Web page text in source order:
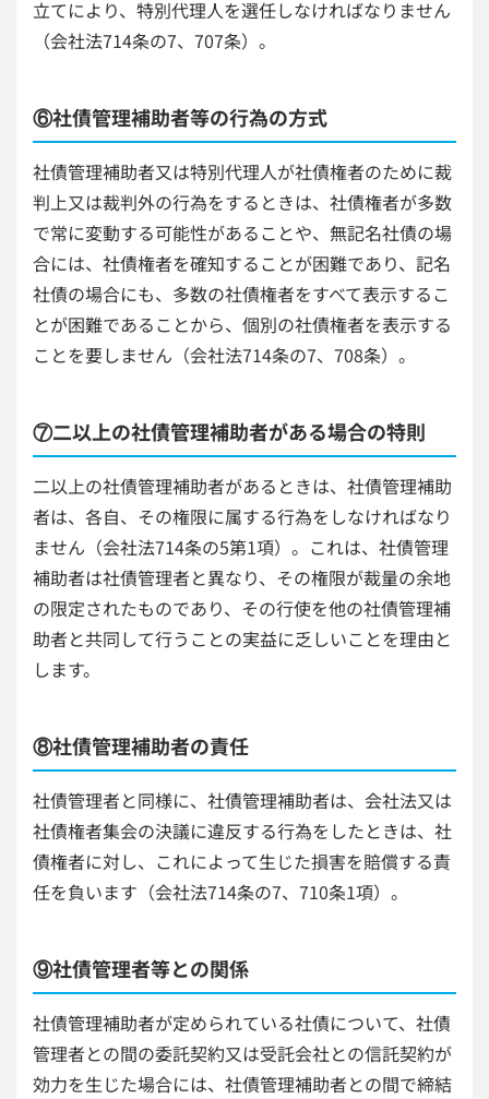
立てにより、特別代理人を選任しなければなりません
（会社法714条の7、707条）。
⑥社債管理補助者等の行為の方式
社債管理補助者又は特別代理人が社債権者のために裁
判上又は裁判外の行為をするときは、社債権者が多数
で常に変動する可能性があることや、無記名社債の場
合には、社債権者を確知することが困難であり、記名
社債の場合にも、多数の社債権者をすべて表示するこ
とが困難であることから、個別の社債権者を表示する
ことを要しません（会社法714条の7、708条）。
⑦二以上の社債管理補助者がある場合の特則
二以上の社債管理補助者があるときは、社債管理補助
者は、各自、その権限に属する行為をしなければなり
ません（会社法714条の5第1項）。これは、社債管理
補助者は社債管理者と異なり、その権限が裁量の余地
の限定されたものであり、その行使を他の社債管理補
助者と共同して行うことの実益に乏しいことを理由と
します。
⑧社債管理補助者の責任
社債管理者と同様に、社債管理補助者は、会社法又は
社債権者集会の決議に違反する行為をしたときは、社
債権者に対し、これによって生じた損害を賠償する責
任を負います（会社法714条の7、710条1項）。
⑨社債管理者等との関係
社債管理補助者が定められている社債について、社債
管理者との間の委託契約又は受託会社との信託契約が
効力を生じた場合には、社債管理補助者との間で締結